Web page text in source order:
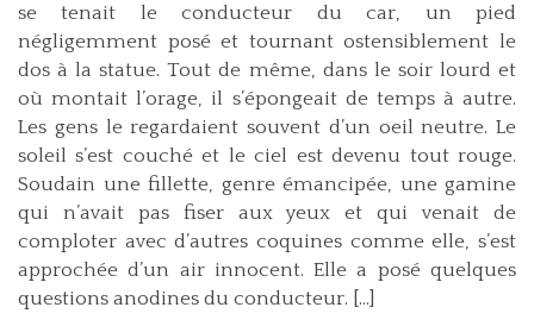
se tenait le conducteur du car, un pied
négligemment posé et tournant ostensiblement le
dos à la statue. Tout de même, dans le soir lourd et
où montait l’orage, il s’épongeait de temps à autre.
Les gens le regardaient souvent d’un oeil neutre. Le
soleil s’est couché et le ciel est devenu tout rouge.
Soudain une fillette, genre émancipée, une gamine
qui n’avait pas fiser aux yeux et qui venait de
comploter avec d’autres coquines comme elle, s’est
approchée d’un air innocent. Elle a posé quelques
questions anodines du conducteur. [...]